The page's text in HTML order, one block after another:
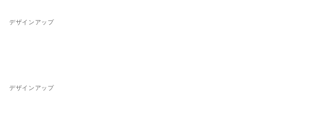
デザインアップ
デザインアップ